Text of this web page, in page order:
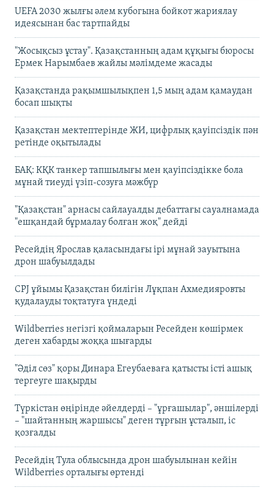
UEFA 2030 жылғы әлем кубогына бойкот жариялау
идеясынан бас тартпайды
"Жосықсыз ұстау". Қазақстанның адам құқығы бюросы
Ермек Нарымбаев жайлы мәлімдеме жасады
Қазақстанда рақымшылықпен 1,5 мың адам қамаудан
босап шықты
Қазақстан мектептерінде ЖИ, цифрлық қауіпсіздік пән
ретінде оқытылады
БАҚ: КҚК танкер тапшылығы мен қауіпсіздікке бола
мұнай тиеуді үзіп-созуға мәжбүр
"Қазақстан" арнасы сайлауалды дебаттағы сауалнамада
"ешқандай бұрмалау болған жоқ" дейді
Ресейдің Ярослав қаласындағы ірі мұнай зауытына
дрон шабуылдады
CPJ ұйымы Қазақстан билігін Лұқпан Ахмедияровты
қудалауды тоқтатуға үндеді
Wildberries негізгі қоймаларын Ресейден көшірмек
деген хабарды жоққа шығарды
"Әділ сөз" қоры Динара Егеубаеваға қатысты істі ашық
тергеуге шақырды
Түркістан өңірінде әйелдерді – "ұрғашылар", әншілерді
– "шайтанның жаршысы" деген тұрғын ұсталып, іс
қозғалды
Ресейдің Тула облысында дрон шабуылынан кейін
Wildberries орталығы өртенді